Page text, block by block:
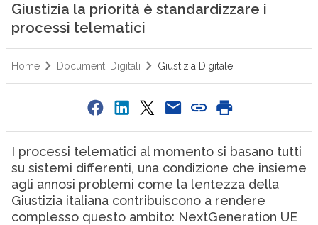
Giustizia la priorità è standardizzare i
processi telematici
Home Documenti Digitali Giustizia Digitale
I processi telematici al momento si basano tutti
su sistemi differenti, una condizione che insieme
agli annosi problemi come la lentezza della
Giustizia italiana contribuiscono a rendere
complesso questo ambito: NextGeneration UE